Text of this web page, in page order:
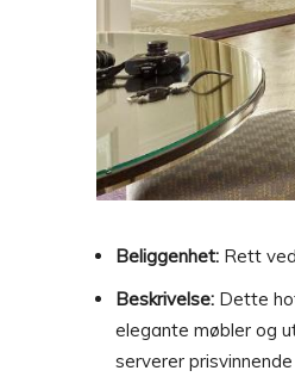
Beliggenhet: Rett
Beskrivelse: Dette
elegante møbler og
serverer